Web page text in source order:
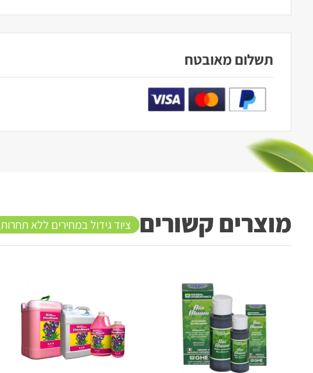
תשלום מאובטח
מוצרים קשורים ציוד גידול במחירים ללא תחרות